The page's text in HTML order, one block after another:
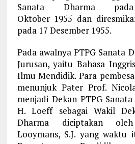
Sanata Dharma
Oktober 1955 dan
pada 17 Desember 1955.
Pada awalnya PTPG Sanata
Jurusan, yaitu Bahasa
Ilmu Mendidik. Para
menunjuk Pater Prof.
menjadi Dekan PTPG
H. Loeff sebagai Wakil
Dharma diciptakan
Looymans, S.J. yang waktu